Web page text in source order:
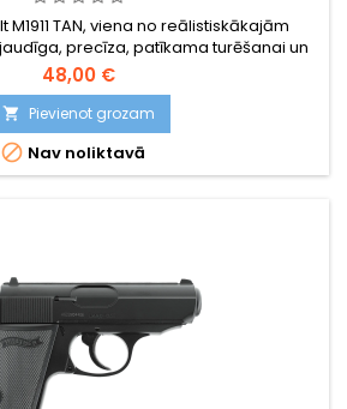
TAN, viena no reālistiskākajām
precīza, patīkama turēšanai un
kamuflējumu un sliedi piederumu
montāžai.
48,00 €
 Pievienot grozam
 Nav noliktavā